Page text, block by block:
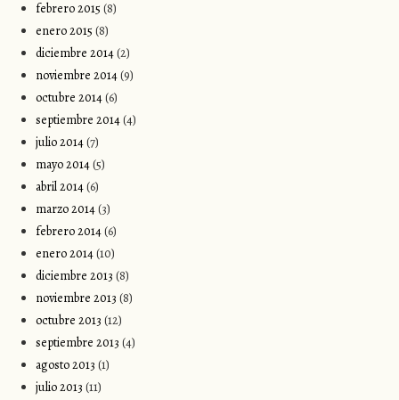
febrero 2015 (8)
enero 2015 (8)
diciembre 2014(2)
noviembre 2014(9)
octubre 2014(6)
septiembre 2014(4)
julio 2014(7)
mayo 2014(5)
abril 2014(6)
marzo 2014(3)
febrero 2014(6)
enero 2014(10)
diciembre 2013 (8)
noviembre 2013 (8)
octubre 2013 (12)
septiembre 2013 (4)
agosto 2013 (1)
julio 2013 (11)